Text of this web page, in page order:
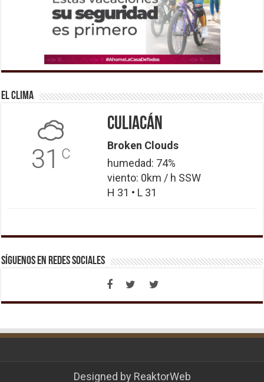
El Clima
31 C
Culiacán
Broken Clouds
humedad: 74%
viento: 0km / h SSW
H 31 • L 31
Síguenos en Redes Sociales
Designed by ReaktorWeb